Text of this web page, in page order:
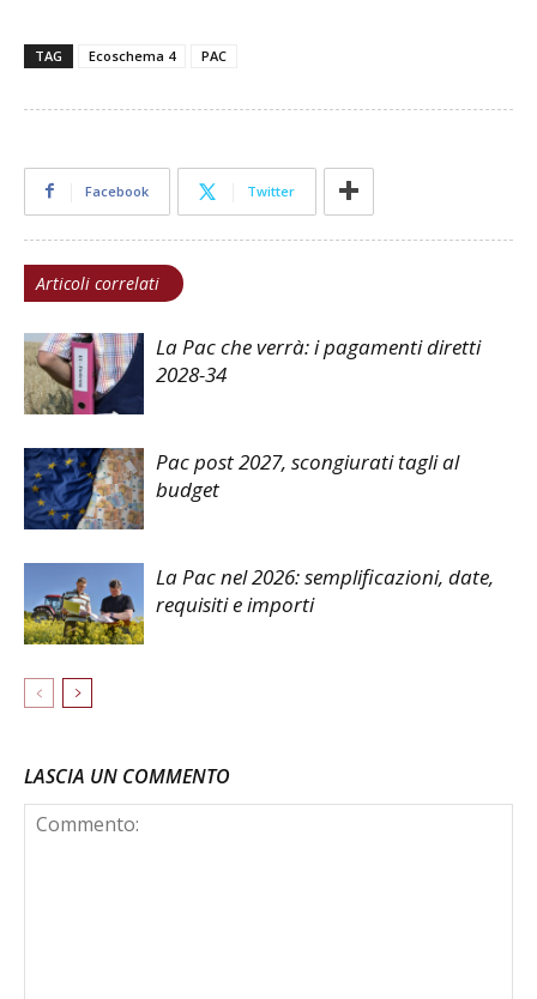
TAG Ecoschema 4 PAC
Facebook Twitter
Articoli correlati
La Pac che verrà: i pagamenti diretti
2028-34
Pac post 2027, scongiurati tagli al
budget
La Pac nel 2026: semplificazioni, date,
requisiti e importi
LASCIA UN COMMENTO